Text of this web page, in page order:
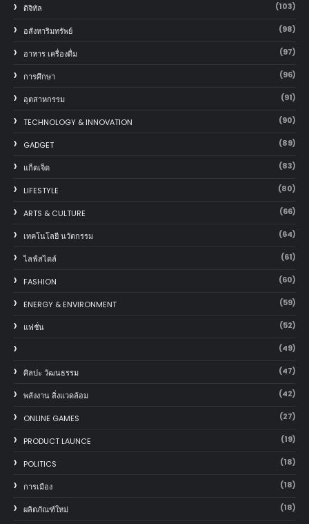
ดิจิทัล (103)
อสังหาริมทรัพย์ (98)
อาหาร เครื่องดื่ม (97)
การศึกษา (96)
อุตสาหกรรม (91)
TECHNOLOGY & INNOVATION (90)
GADGET (89)
แก็ตเจ็ต (83)
LIFESTYLE (80)
ARTS & CULTURE (66)
เทคโนโลยี นวัตกรรม (64)
ไลฟ์สไตล์ (61)
FASHION (60)
ENERGY & ENVIRONMENT (59)
แฟชั่น (52)
(49)
ศิลปะ วัฒนธรรม (47)
พลังงาน สิ่งแวดล้อม (42)
ONLINE GAMES (27)
PRODUCT LAUNCE (19)
POLITICS (18)
การเมือง (18)
ผลิตภัณฑ์ใหม่ (18)